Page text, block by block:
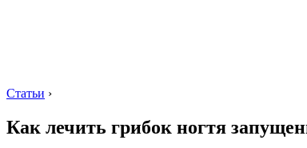
Статьи ›
Как лечить грибок ногтя